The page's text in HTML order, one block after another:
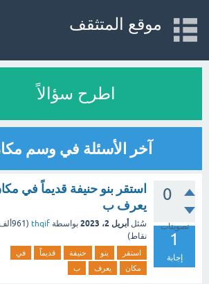
موقع المتثقف
اطرح سؤالاً
آخر الأسئلة في وسم
0
تصويتات
1
إجابة
استقر بنو حنيفة قديماً في
يعرف ب
سُئل أبريل 2، 2023 بواسطة thqif
( 961ألف
نقاط)
استقر بنو حنيفة قديماً
في
مكان
يعرف ب